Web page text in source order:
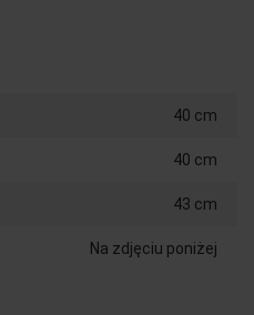
40 cm
40 cm
43 cm
Na zdjęciu poniżej